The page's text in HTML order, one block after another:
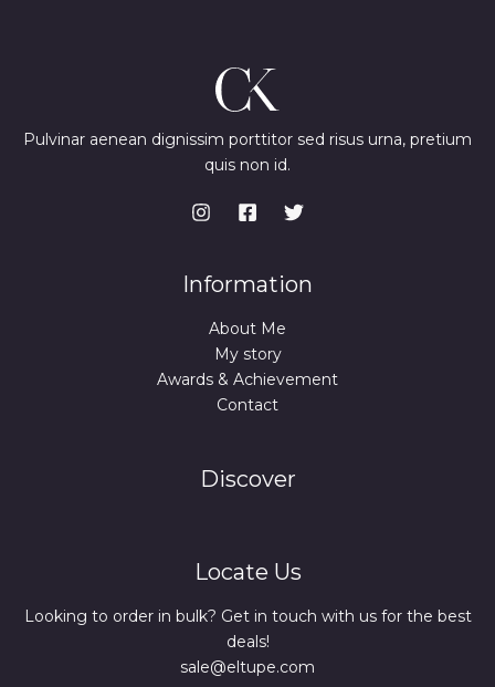
Pulvinar aenean dignissim porttitor sed risus urna, pretium
quis non id.
Information
About Me
My story
Awards & Achievement
Contact
Discover
Locate Us
Looking to order in bulk? Get in touch with us for the best
deals!
sale@eltupe.com